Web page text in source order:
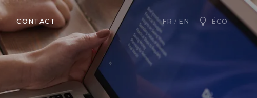
CONTACT FR EN ÉCO